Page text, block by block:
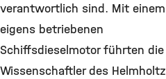
verantwortlich sind. Mit einem
eigens betriebenen
Schiffsdieselmotor führten die
Wissenschaftler des Helmholtz